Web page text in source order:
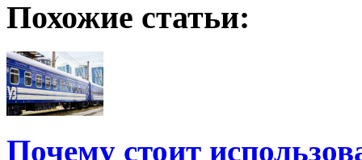
Похожие статьи:
Почему стоит